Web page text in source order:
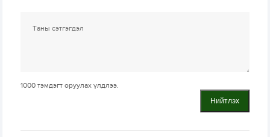
1000 тэмдэгт оруулах үлдлээ.
Нийтлэх